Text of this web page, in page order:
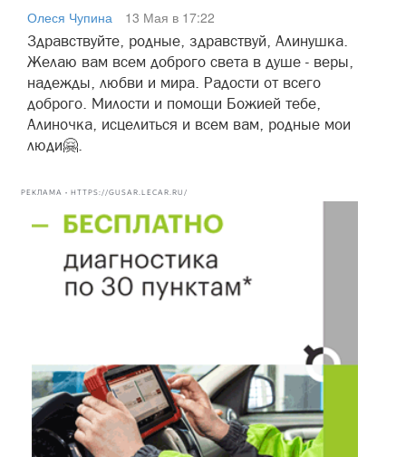
Олеся Чупина
13 Мая в 17:22
Здравствуйте, родные, здравствуй, Алинушка.
Желаю вам всем доброго света в душе - веры,
надежды, любви и мира. Радости от всего
доброго. Милости и помощи Божией тебе,
Алиночка, исцелиться и всем вам, родные мои
люди🤗.
РЕКЛАМА • HTTPS://GUSAR.LECAR.RU/